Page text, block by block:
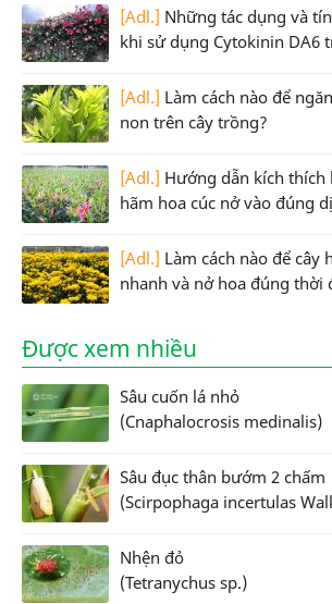
[Adl.] Những tác dụng và
khi sử dụng Cytokinin DA6
[Adl.] Làm cách nào để
non trên cây trồng?
[Adl.] Hướng dẫn kích thích
hãm hoa cúc nở vào đúng
[Adl.] Làm cách nào để cây
nhanh và nở hoa đúng thời
Được xem nhiều
Sâu cuốn lá nhỏ
(Cnaphalocrosis medinalis)
Sâu đục thân bướm 2 chấm
(Scirpophaga incertulas
Nhện đỏ
(Tetranychus sp.)